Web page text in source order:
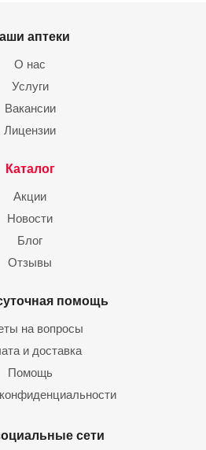
аптеки
О нас
Услуги
Вакансии
Лицензии
Каталог
Акции
Новости
Блог
Отзывы
помощь
на вопросы
и доставка
Помощь
сети